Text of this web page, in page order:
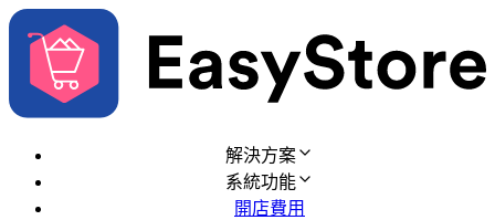
解決方案
系統功能
開店費用